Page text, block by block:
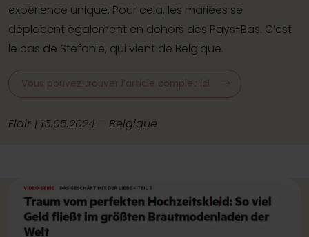
expérience unique. Pour cela, les mariées se
déplacent également en dehors des Pays-Bas. C’est
le cas de Stefanie, qui vient de Belgique.
Vous pouvez trouver l’article complet ici
Flair | 15.05.2024 – Belgique